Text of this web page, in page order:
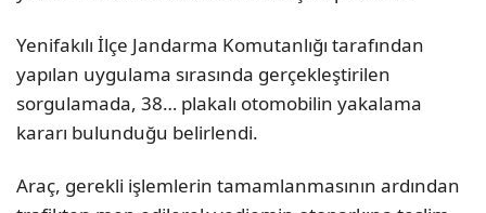
Yenifakılı İlçe Jandarma Komutanlığı tarafından
yapılan uygulama sırasında gerçekleştirilen
sorgulamada, 38… plakalı otomobilin yakalama
kararı bulunduğu belirlendi.
Araç, gerekli işlemlerin tamamlanmasının ardından